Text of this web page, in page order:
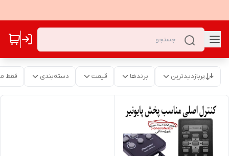
پربازدیدترین برندها قیمت دسته‌بندی فقط